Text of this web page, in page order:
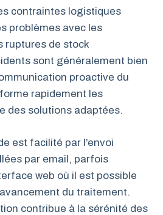
contraintes logistiques
problèmes avec les
ruptures de stock
sont généralement bien
proactive du
rapidement les
des solutions adaptées.
est facilité par l’envoi
par email, parfois
web où il est possible
du traitement.
contribue à la sérénité des